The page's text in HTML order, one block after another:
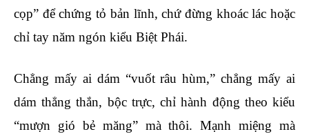
cọp” để chứng tỏ bản lĩnh, chứ đừng khoác lác hoặc
chỉ tay năm ngón kiểu Biệt Phái.
Chẳng mấy ai dám “vuốt râu hùm,” chẳng mấy ai
dám thẳng thắn, bộc trực, chỉ hành động theo kiểu
“mượn gió bẻ măng” mà thôi. Mạnh miệng mà